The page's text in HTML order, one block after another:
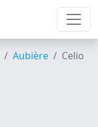
Aubière Celio